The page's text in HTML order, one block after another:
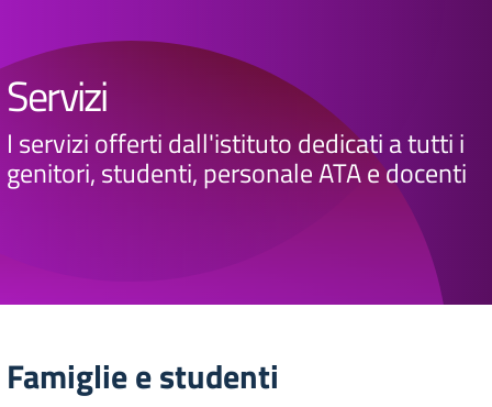
Servizi
I servizi offerti dall'istituto dedicati a tutti i
genitori, studenti, personale ATA e docenti
Famiglie e studenti